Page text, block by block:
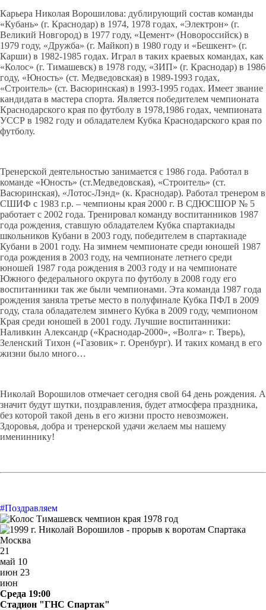
Карьера Николая Ворошилова: дублирующий состав команды
«Кубань» (г. Краснодар) в 1974, 1978 годах, «Электрон» (г.
Великий Новгород) в 1977 году, «Цемент» (Новороссийск) в
1979 году, «Дружба» (г. Майкоп) в 1980 году и «Бешкент» (г.
Карши) в 1982-1985 годах. Играл в таких краевых командах, как
«Колос» (г. Тимашевск) в 1978 году, «ЗИП» (г. Краснодар) в 1986
году, «Юность» (ст. Медведовская) в 1989-1993 годах,
«Строитель» (ст. Васюринская) в 1993-1995 годах. Имеет звание
кандидата в мастера спорта. Является победителем чемпионата
Краснодарского края по футболу в 1978,1986 годах, чемпионата
УССР в 1982 году и обладателем Кубка Краснодарского края по
футболу.
Тренерской деятельностью занимается с 1986 года. Работал в
команде «Юность» (ст.Медведовская), «Строитель» (ст.
Васюринская), «Лотос-Лэнд» (к. Краснодар). Работал тренером в
СШИФ с 1983 г.р. – чемпионы края 2000 г. В СДЮСШОР № 5
работает с 2002 года. Тренировал команду воспитанников 1987
года рождения, ставшую обладателем Кубка спартакиады
школьников Кубани в 2003 году, победителем в спартакиаде
Кубани в 2001 году. На зимнем чемпионате среди юношей 1987
года рождения в 2003 году, на чемпионате летнего среди
юношей 1987 года рождения в 2003 году и на чемпионате
Южного федерального округа по футболу в 2008 году его
воспитанники так же были чемпионами. Эта команда 1987 года
рождения заняла третье место в полуфинале Кубка ПФЛ в 2009
году, стала обладателем зимнего Кубка в 2009 году, чемпионом
Края среди юношей в 2001 году. Лучшие воспитанники:
Наливкин Александр («Краснодар-2000», «Волга» г. Тверь),
Зеленский Тихон («Газовик» г. Оренбург). И таких команд в его
жизни было много…
Николай Ворошилов отмечает сегодня свой 64 день рождения. А
значит будут шутки, поздравления, будет атмосфера праздника,
без которой такой день в его жизни просто невозможен.
Здоровья, добра и тренерской удачи желаем мы нашему
имениннику!
#Поздравляем
21
май 10
июн 23
июн
Среда 19:00
Стадион "ГНС Спартак"